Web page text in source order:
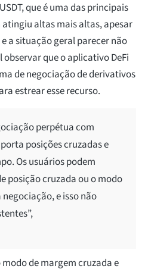
que é uma das principais
altas mais altas, apesar
a situação geral parecer não
que o aplicativo DeFi
de negociação de derivativos
estrear esse recurso.
perpétua com
posições cruzadas e
Os usuários podem
posição cruzada ou o modo
e isso não
de margem cruzada e